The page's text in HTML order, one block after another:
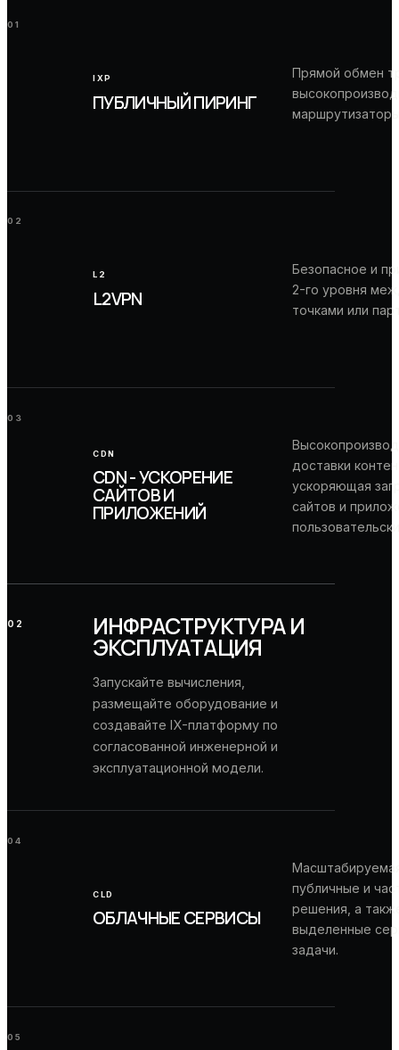
01
IXP
ПУБЛИЧНЫЙ ПИРИНГ
Прямой обмен
02
L2
L2VPN
Безопасное и
2-го уровня
точками или
03
CDN
CDN - УСКОРЕНИЕ
САЙТОВ И
ПРИЛОЖЕНИЙ
доставки
ускоряющая
сайтов и
02 ИНФРАСТРУКТУРА И
ЭКСПЛУАТАЦИЯ
Запускайте вычисления,
размещайте оборудование и
создавайте IX-платформу по
согласованной инженерной и
эксплуатационной модели.
04
CLD
ОБЛАЧНЫЕ СЕРВИСЫ
публичные и
решения, а
выделенные
задачи.
05